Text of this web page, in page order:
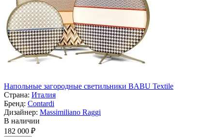
Напольные загородные светильники BABU Textile
Страна: Италия
Бренд: Contardi
Дизайнер: Massimiliano Raggi
В наличии
182 000 ₽